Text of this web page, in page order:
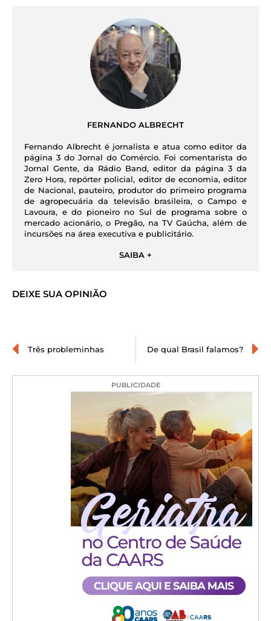
FERNANDO ALBRECHT
Fernando Albrecht é jornalista e atua como editor da
página 3 do Jornal do Comércio. Foi comentarista do
Jornal Gente, da Rádio Band, editor da página 3 da
Zero Hora, repórter policial, editor de economia, editor
de Nacional, pauteiro, produtor do primeiro programa
de agropecuária da televisão brasileira, o Campo e
Lavoura, e do pioneiro no Sul de programa sobre o
mercado acionário, o Pregão, na TV Gaúcha, além de
incursões na área executiva e publicitário.
SAIBA +
DEIXE SUA OPINIÃO
Três probleminhas De qual Brasil falamos?
PUBLICIDADE